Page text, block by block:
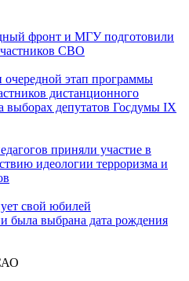
фронт и МГУ подготовили
СВО
этап программы
дистанционного
выборах депутатов Госдумы IX
приняли участие в
идеологии терроризма и
свой юбилей
выбрана дата рождения